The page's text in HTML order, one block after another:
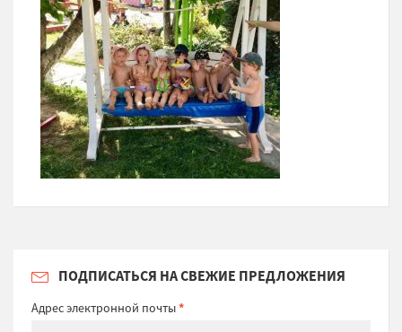
ПОДПИСАТЬСЯ НА СВЕЖИЕ ПРЕДЛОЖЕНИЯ
Адрес электронной почты*